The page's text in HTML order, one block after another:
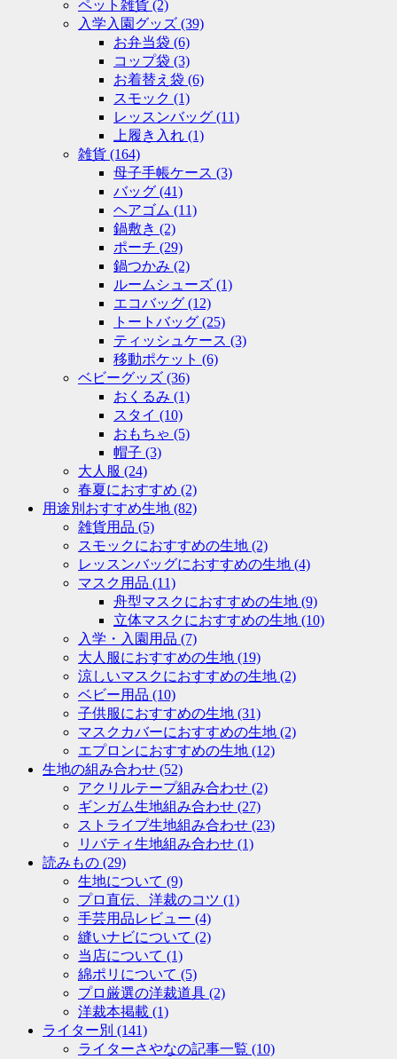
ペット雑貨 (2)
入学入園グッズ (39)
お弁当袋 (6)
コップ袋 (3)
お着替え袋 (6)
スモック (1)
レッスンバッグ (11)
上履き入れ (1)
雑貨 (164)
母子手帳ケース (3)
バッグ (41)
ヘアゴム (11)
鍋敷き (2)
ポーチ (29)
鍋つかみ (2)
ルームシューズ (1)
エコバッグ (12)
トートバッグ (25)
ティッシュケース (3)
移動ポケット (6)
ベビーグッズ (36)
おくるみ (1)
スタイ (10)
おもちゃ (5)
帽子 (3)
大人服 (24)
春夏におすすめ (2)
用途別おすすめ生地 (82)
雑貨用品 (5)
スモックにおすすめの生地 (2)
レッスンバッグにおすすめの生地 (4)
マスク用品 (11)
舟型マスクにおすすめの生地 (9)
立体マスクにおすすめの生地 (10)
入学・入園用品 (7)
大人服におすすめの生地 (19)
涼しいマスクにおすすめの生地 (2)
ベビー用品 (10)
子供服におすすめの生地 (31)
マスクカバーにおすすめの生地 (2)
エプロンにおすすめの生地 (12)
生地の組み合わせ (52)
アクリルテープ組み合わせ (2)
ギンガム生地組み合わせ (27)
ストライプ生地組み合わせ (23)
リバティ生地組み合わせ (1)
読みもの (29)
生地について (9)
プロ直伝、洋裁のコツ (1)
手芸用品レビュー (4)
縫いナビについて (2)
当店について (1)
綿ポリについて (5)
プロ厳選の洋裁道具 (2)
洋裁本掲載 (1)
ライター別 (141)
ライターさやなの記事一覧 (10)